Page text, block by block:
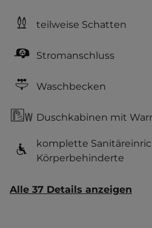
teilweise Schatten
Stromanschluss
Waschbecken
Duschkabinen mit
komplette
Körperbehinderte
Alle 37 Details anzeigen